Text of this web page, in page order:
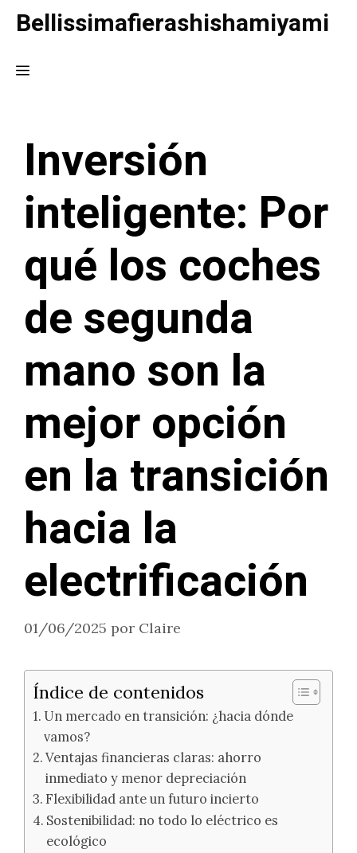
Saltar
contenido
Bellissimafierashishamiyami
Menú
Inversión
inteligente: Por
qué los coches
de segunda
mano son la
mejor opción
en la transición
hacia la
electrificación
01/06/2025 por Claire
Índice de contenidos
Un mercado en transición: ¿hacia dónde
vamos?
Ventajas financieras claras: ahorro
inmediato y menor depreciación
Flexibilidad ante un futuro incierto
Sostenibilidad: no todo lo eléctrico es
ecológico